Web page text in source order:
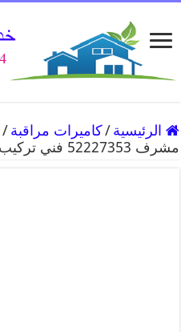
الرئيسية /كاميرات مراقبة /
مشرف 52227353 فني تركيب كاميرات مراقبة مشرف